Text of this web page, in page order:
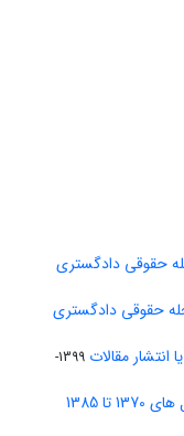
حقوقی دادگستری
حقوقی دادگستری
مقالات
1399-
1385